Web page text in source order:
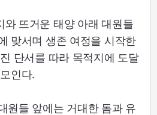
와 뜨거운 태양 아래 대원들
맞서며 생존 여정을 시작한
단서를 따라 목적지에 도달
인다.
원들 앞에는 거대한 돔과 유